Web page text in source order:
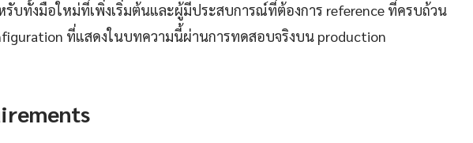
บทั้งมือใหม่ที่เพิ่งเริ่มต้นและผู้มีประสบการณ์ที่ต้องการ reference ที่ครบถ้วน
ที่แสดงในบทความนี้ผ่านการทดสอบจริงบน production